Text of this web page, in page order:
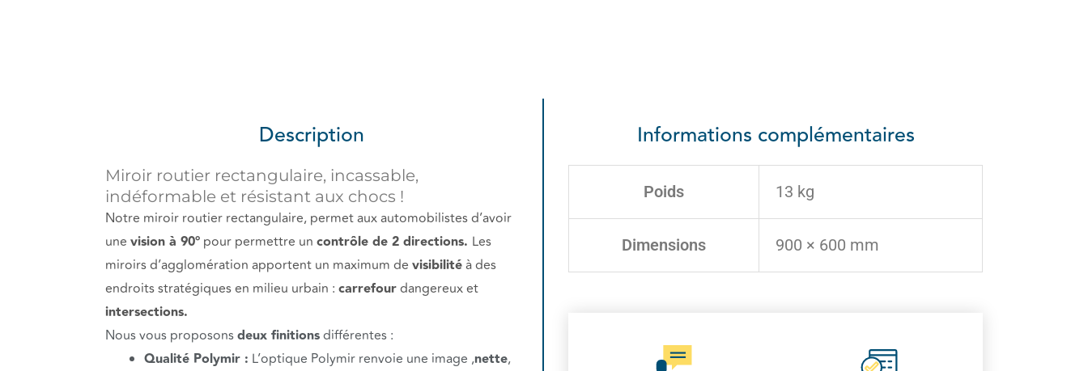
Description
Miroir routier rectangulaire, incassable,
indéformable et résistant aux chocs !
Notre miroir routier rectangulaire, permet aux automobilistes d’avoir
une vision à 90° pour permettre un contrôle de 2 directions. Les
miroirs d’agglomération apportent un maximum de visibilitéà des
endroits stratégiques en milieu urbain : carrefourdangereux et
intersections.
Nous vous proposonsdeux finitionsdifférentes :
Qualité Polymir : L’optique Polymir renvoie une image ,nette,
Informations complémentaires
Poids 13 kg
Dimensions 900 × 600 mm